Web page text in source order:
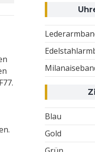
Blau
Gold